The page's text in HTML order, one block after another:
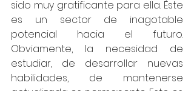
sido muy gratificante para ella. Éste
es un sector de inagotable
potencial hacia el futuro.
Obviamente, la necesidad de
estudiar, de desarrollar nuevas
habilidades, de mantenerse